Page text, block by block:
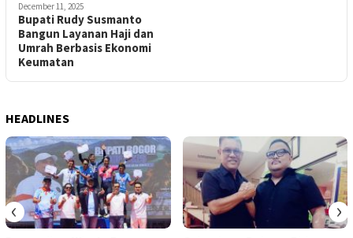
December 11, 2025
Bupati Rudy Susmanto
Bangun Layanan Haji dan
Umrah Berbasis Ekonomi
Keumatan
HEADLINES
‹ ›